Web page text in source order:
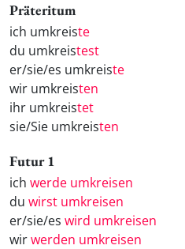
Präteritum
ich umkreiste
du umkreistest
er/sie/es umkreiste
wir umkreisten
ihr umkreistet
sie/Sie umkreisten
Futur 1
ich werde umkreisen
du wirst umkreisen
er/sie/es wird umkreisen
wirwerden umkreisen